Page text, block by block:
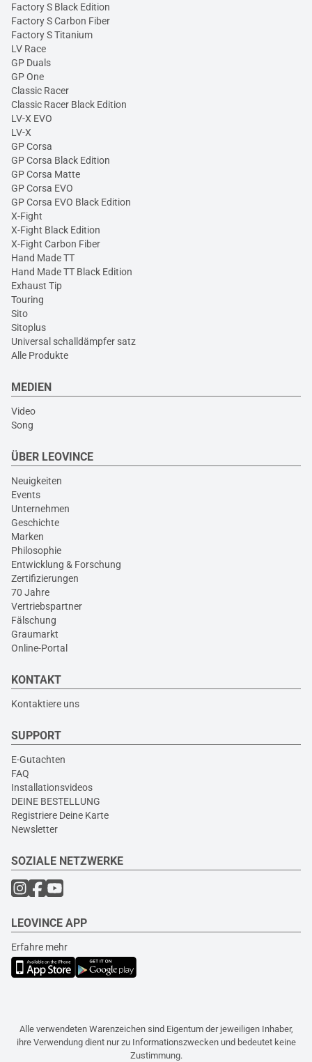
Factory S Black Edition
Factory S Carbon Fiber
Factory S Titanium
LV Race
GP Duals
GP One
Classic Racer
Classic Racer Black Edition
LV-X EVO
LV-X
GP Corsa
GP Corsa Black Edition
GP Corsa Matte
GP Corsa EVO
GP Corsa EVO Black Edition
X-Fight
X-Fight Black Edition
X-Fight Carbon Fiber
Hand Made TT
Hand Made TT Black Edition
Exhaust Tip
Touring
Sito
Sitoplus
Universal schalldämpfer satz
Alle Produkte
MEDIEN
Video
Song
ÜBER LEOVINCE
Neuigkeiten
Events
Unternehmen
Geschichte
Marken
Philosophie
Entwicklung & Forschung
Zertifizierungen
70 Jahre
Vertriebspartner
Fälschung
Graumarkt
Online-Portal
KONTAKT
Kontaktiere uns
SUPPORT
E-Gutachten
FAQ
Installationsvideos
DEINE BESTELLUNG
Registriere Deine Karte
Newsletter
SOZIALE NETZWERKE
LEOVINCE APP
Erfahre mehr
Alle verwendeten Warenzeichen sind Eigentum der jeweiligen Inhaber,
ihre Verwendung dient nur zu Informationszwecken und bedeutet keine
Zustimmung.